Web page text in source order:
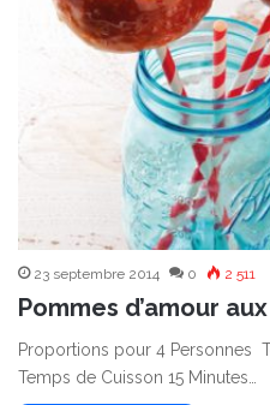
23 septembre 2014 0 2 511
Pommes d’amour
Proportions pour 4 Personnes
Temps de Cuisson 15 Minutes…